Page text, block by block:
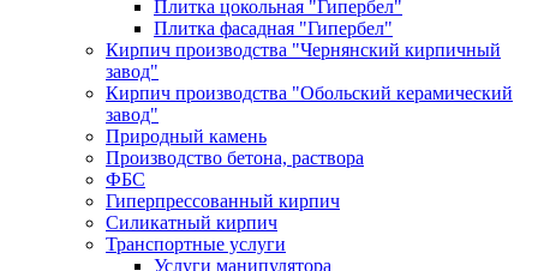
Плитка цокольная "Гипербел"
Плитка фасадная "Гипербел"
Кирпич производства "Чернянский кирпичный
завод"
Кирпич производства "Обольский керамический
завод"
Природный камень
Производство бетона, раствора
ФБС
Гиперпрессованный кирпич
Силикатный кирпич
Транспортные услуги
Услуги манипулятора